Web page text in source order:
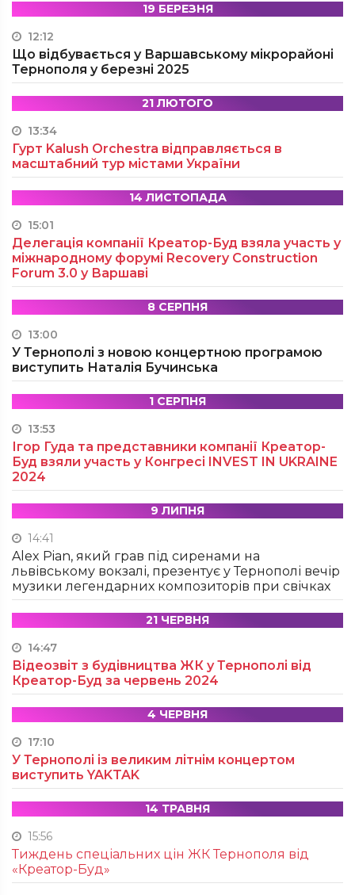
19 БЕРЕЗНЯ
12:12
Що відбувається у Варшавському мікрорайоні
Тернополя у березні 2025
21 ЛЮТОГО
13:34
Гурт Kalush Orchestra відправляється в
масштабний тур містами України
14 ЛИСТОПАДА
15:01
Делегація компанії Креатор-Буд взяла участь у
міжнародному форумі Recovery Construction
Forum 3.0 у Варшаві
8 СЕРПНЯ
13:00
У Тернополі з новою концертною програмою
виступить Наталія Бучинська
1 СЕРПНЯ
13:53
Ігор Гуда та представники компанії Креатор-
Буд взяли участь у Конгресі INVEST IN UKRAINE
2024
9 ЛИПНЯ
14:41
Alex Pian, який грав під сиренами на
львівському вокзалі, презентує у Тернополі вечір
музики легендарних композиторів при свічках
21 ЧЕРВНЯ
14:47
Відеозвіт з будівництва ЖК у Тернополі від
Креатор-Буд за червень 2024
4 ЧЕРВНЯ
17:10
У Тернополі із великим літнім концертом
виступить YAKTAK
14 ТРАВНЯ
15:56
Тиждень спеціальних цін ЖК Тернополя від
«Креатор-Буд»